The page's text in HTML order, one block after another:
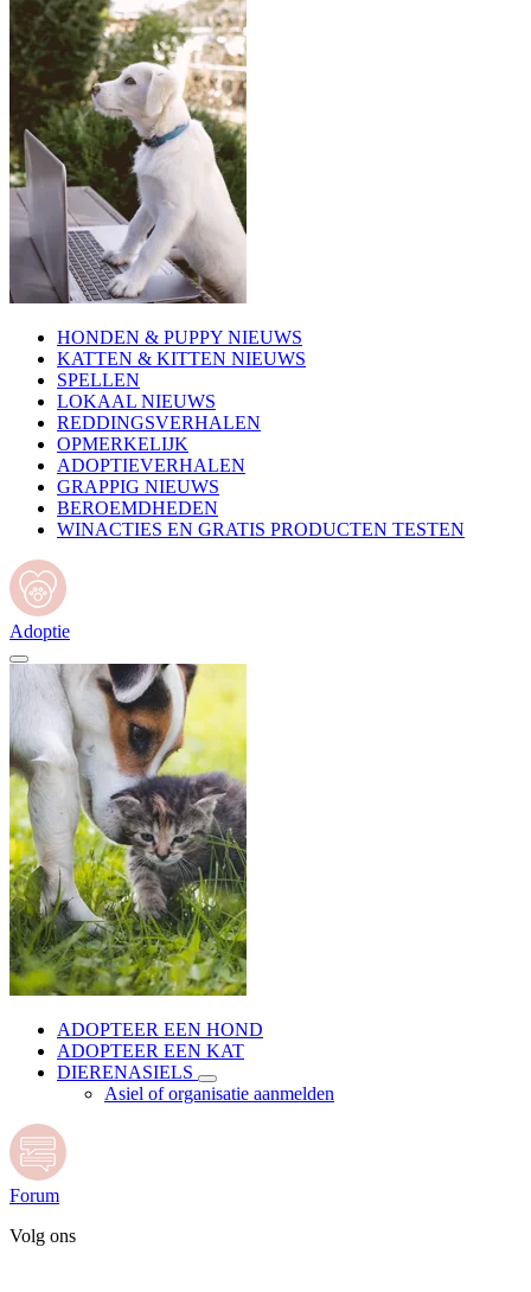
HONDEN & PUPPY NIEUWS
KATTEN & KITTEN NIEUWS
SPELLEN
LOKAAL NIEUWS
REDDINGSVERHALEN
OPMERKELIJK
ADOPTIEVERHALEN
GRAPPIG NIEUWS
BEROEMDHEDEN
WINACTIES EN GRATIS PRODUCTEN TESTEN
Adoptie
ADOPTEER EEN HOND
ADOPTEER EEN KAT
DIERENASIELS
Asiel of organisatie aanmelden
Forum
Volg ons